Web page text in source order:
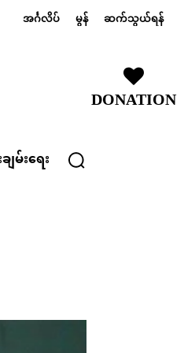
အင်္ဂလိပ် မွန် ဆက်သွယ်ရန်
DONATION
ျမ်းရေး